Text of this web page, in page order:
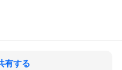
り、全くの新品商品では
さい。
以下の『商品説明』をご
有する